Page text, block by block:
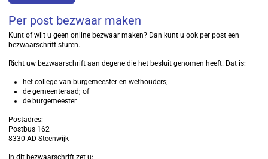
Per post bezwaar maken
Kunt of wilt u geen online bezwaar maken? Dan kunt u ook per post een
bezwaarschrift sturen.
Richt uw bezwaarschrift aan degene die het besluit genomen heeft. Dat is:
het college van burgemeester en wethouders;
de gemeenteraad; of
de burgemeester.
Postadres:
Postbus 162
8330 AD Steenwijk
In dit bezwaarschrift zet u: